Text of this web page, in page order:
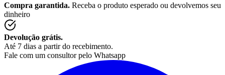
Compra garantida. Receba o produto esperado ou devolvemos seu
dinheiro
Devolução grátis.
Até 7 dias a partir do recebimento.
Fale com um consultor pelo Whatsapp